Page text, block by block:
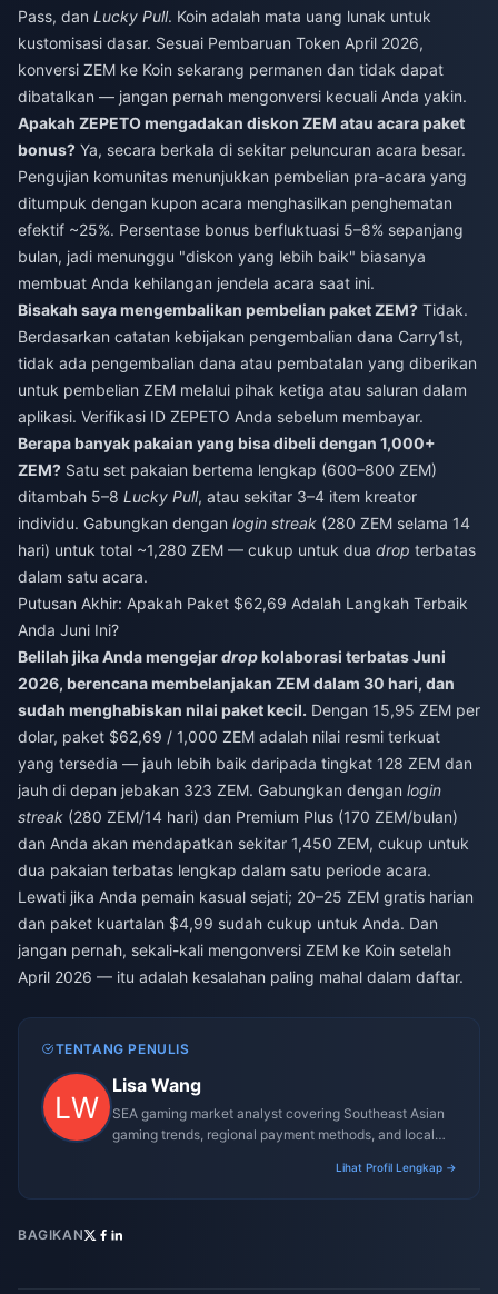
Pass, dan Lucky Pull. Koin adalah mata uang lunak untuk
kustomisasi dasar. Sesuai Pembaruan Token April 2026,
konversi ZEM ke Koin sekarang permanen dan tidak dapat
dibatalkan — jangan pernah mengonversi kecuali Anda yakin.
Apakah ZEPETO mengadakan diskon ZEM atau acara paket
bonus? Ya, secara berkala di sekitar peluncuran acara besar.
Pengujian komunitas menunjukkan pembelian pra-acara yang
ditumpuk dengan kupon acara menghasilkan penghematan
efektif ~25%. Persentase bonus berfluktuasi 5–8% sepanjang
bulan, jadi menunggu "diskon yang lebih baik" biasanya
membuat Anda kehilangan jendela acara saat ini.
Bisakah saya mengembalikan pembelian paket ZEM? Tidak.
Berdasarkan catatan kebijakan pengembalian dana Carry1st,
tidak ada pengembalian dana atau pembatalan yang diberikan
untuk pembelian ZEM melalui pihak ketiga atau saluran dalam
aplikasi. Verifikasi ID ZEPETO Anda sebelum membayar.
Berapa banyak pakaian yang bisa dibeli dengan 1,000+
ZEM? Satu set pakaian bertema lengkap (600–800 ZEM)
ditambah 5–8 Lucky Pull, atau sekitar 3–4 item kreator
individu. Gabungkan dengan login streak (280 ZEM selama 14
hari) untuk total ~1,280 ZEM — cukup untuk dua drop terbatas
dalam satu acara.
Putusan Akhir: Apakah Paket $62,69 Adalah Langkah Terbaik
Anda Juni Ini?
Belilah jika Anda mengejardropkolaborasi terbatas Juni
2026, berencana membelanjakan ZEM dalam 30 hari, dan
sudah menghabiskan nilai paket kecil. Dengan 15,95 ZEM per
dolar, paket $62,69 / 1,000 ZEM adalah nilai resmi terkuat
yang tersedia — jauh lebih baik daripada tingkat 128 ZEM dan
jauh di depan jebakan 323 ZEM. Gabungkan dengan login
streak (280 ZEM/14 hari) dan Premium Plus (170 ZEM/bulan)
dan Anda akan mendapatkan sekitar 1,450 ZEM, cukup untuk
dua pakaian terbatas lengkap dalam satu periode acara.
Lewati jika Anda pemain kasual sejati; 20–25 ZEM gratis harian
dan paket kuartalan $4,99 sudah cukup untuk Anda. Dan
jangan pernah, sekali-kali mengonversi ZEM ke Koin setelah
April 2026 — itu adalah kesalahan paling mahal dalam daftar.
TENTANG PENULIS
Lisa Wang
SEA gaming market analyst covering Southeast Asian
gaming trends, regional payment methods, and local
Lihat Profil Lengkap →
BAGIKAN